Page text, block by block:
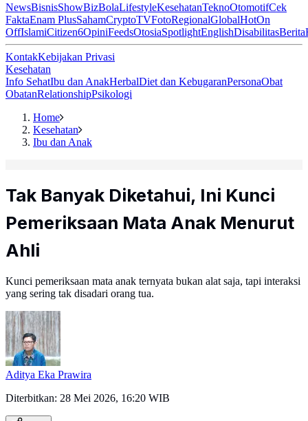
NewsBisnisShowBizBolaLifestyleKesehatanTeknoOtomotifCek
FaktaEnam PlusSahamCryptoTVFotoRegionalGlobalHotOn
OffIslamiCitizen6OpiniFeedsOtosiaSpotlightEnglishDisabilitasBerita
KontakKebijakan Privasi
Kesehatan
Info SehatIbu dan AnakHerbalDiet dan KebugaranPersonaObat
ObatanRelationshipPsikologi
Home
Kesehatan
Ibu dan Anak
Tak Banyak Diketahui, Ini Kunci
Pemeriksaan Mata Anak Menurut
Ahli
Kunci pemeriksaan mata anak ternyata bukan alat saja, tapi interaksi
yang sering tak disadari orang tua.
Aditya Eka Prawira
Diterbitkan: 28 Mei 2026, 16:20 WIB